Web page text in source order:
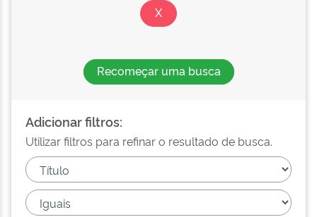
Recomeçar uma busca
Adicionar filtros:
Utilizar filtros para refinar o resultado de busca.